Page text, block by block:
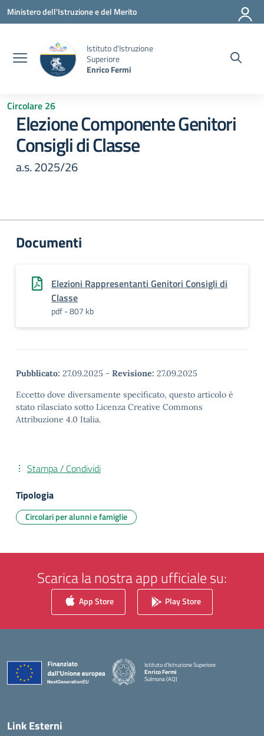
Vai ai contenuti
Vai al menu di navigazione
Vai al footer
Ministero dell'Istruzione e del Merito
Istituto d'Istruzione
Superiore
Enrico Fermi
Circolare 26
Elezione Componente Genitori
Consigli di Classe
a.s. 2025/26
Documenti
Elezioni Rappresentanti Genitori Consigli di
Classe
pdf - 807 kb
Pubblicato: 27.09.2025 - Revisione: 27.09.2025
Eccetto dove diversamente specificato, questo articolo è
stato rilasciato sotto Licenza Creative Commons
Attribuzione 4.0 Italia.
Stampa / Condividi
Tipologia
Circolari per alunni e famiglie
Scarica la nostra app ufficiale su:
App Store Play Store
Istituto d'Istruzione Superiore
Enrico Fermi
Sulmona (AQ)
— Visita la pagina iniziale della scuola
Link Esterni